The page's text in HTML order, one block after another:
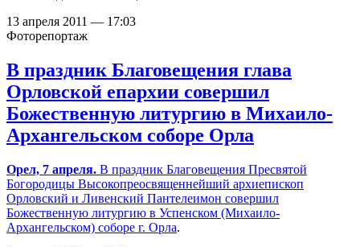
13 апреля 2011 — 17:03
Фоторепортаж
В праздник Благовещения глава
Орловской епархии совершил
Божественную литургию в Михаило-
Архангельском соборе Орла
Орел, 7 апреля. В праздник Благовещения Пресвятой
Богородицы Высокопреосвященнейший архиепископ
Орловский и Ливенский Пантелеимон совершил
Божественную литургию в Успенском (Михаило-
Архангельском) соборе г. Орла.